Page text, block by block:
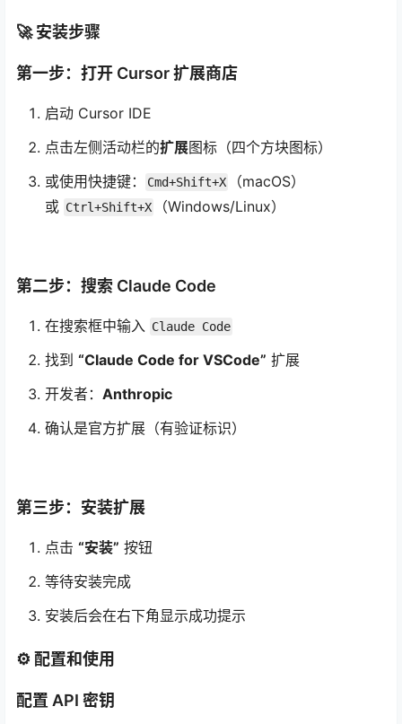
🚀 安装步骤
第一步：打开 Cursor 扩展商店
启动 Cursor IDE
点击左侧活动栏的扩展图标（四个方块图标）
或使用快捷键：
Cmd+Shift+X
（macOS）
或 Ctrl+Shift+X （Windows/Linux）
第二步：搜索 Claude Code
在搜索框中输入 Claude Code
找到 “Claude Code for VSCode” 扩展
开发者： Anthropic
确认是官方扩展（有验证标识）
第三步：安装扩展
点击 “安装” 按钮
等待安装完成
安装后会在右下角显示成功提示
⚙️ 配置和使用
配置 API 密钥